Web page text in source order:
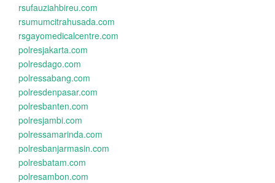
rsufauziahbireu.com
rsumumcitrahusada.com
rsgayomedicalcentre.com
polresjakarta.com
polresdago.com
polressabang.com
polresdenpasar.com
polresbanten.com
polresjambi.com
polressamarinda.com
polresbanjarmasin.com
polresbatam.com
polresambon.com